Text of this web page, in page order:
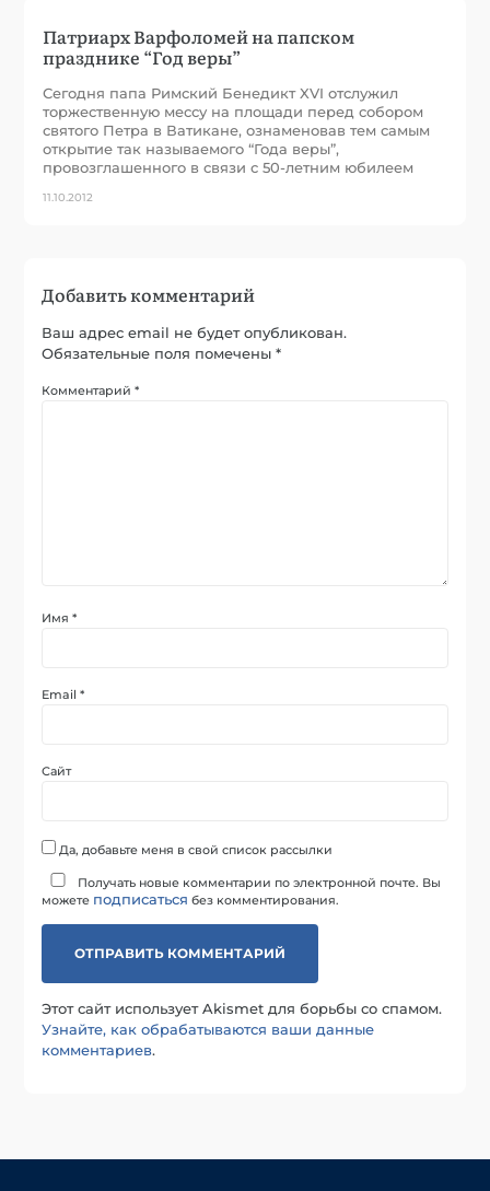
Патриарх Варфоломей на папском
празднике “Год веры”
Сегодня папа Римский Бенедикт XVI отслужил
торжественную мессу на площади перед собором
святого Петра в Ватикане, ознаменовав тем самым
открытие так называемого “Года веры”,
провозглашенного в связи с 50-летним юбилеем
11.10.2012
Добавить комментарий
Ваш адрес email не будет опубликован.
Обязательные поля помечены*
Комментарий*
Имя*
Email*
Сайт
Да, добавьте меня в свой список рассылки
Получать новые комментарии по электронной почте. Вы
можете подписаться без комментирования.
Этот сайт использует Akismet для борьбы со спамом.
Узнайте, как обрабатываются ваши данные
комментариев.